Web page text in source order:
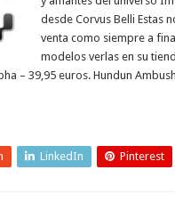
desde Corvus Belli Estas
venta como siempre a
modelos verlas en su
– 39,95 euros. Hundun
LinkedIn Pinterest